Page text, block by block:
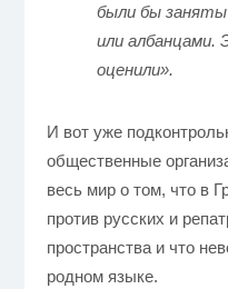
были бы заняты
или албанцами.
оценили».
И вот уже
общественные
весь мир о том, что в
против русских и
пространства и что
родном языке.